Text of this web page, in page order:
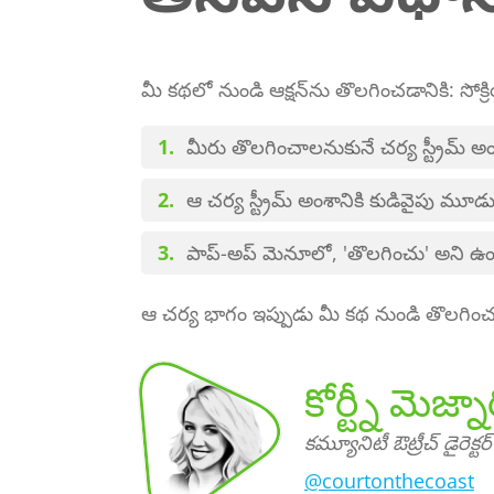
మీ కథలో నుండి ఆక్షన్‌ను తొలగించడానికి:
మీరు తొలగించాలనుకునే చర్య స్ట్రీమ్
ఆ చర్య స్ట్రీమ్ అంశానికి కుడివైపు
పాప్-అప్ మెనూలో, 'తొలగించు' అని
ఆ చర్య భాగం ఇప్పుడు మీ కథ నుండి
కోర్ట్నీ
కమ్యూనిటీ ఔట్రీచ్ డైరెక్టర్
@courtonthecoast